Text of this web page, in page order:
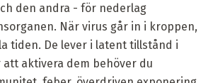
den andra - för nederlag
När virus går in i kroppen,
tiden. De lever i latent tillstånd i
att aktivera dem behöver du